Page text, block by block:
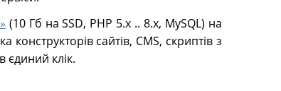
(10 Гб на SSD, PHP 5.х .. 8.х, MySQL) на
сайтів, CMS, скриптів з
єдиний клік.